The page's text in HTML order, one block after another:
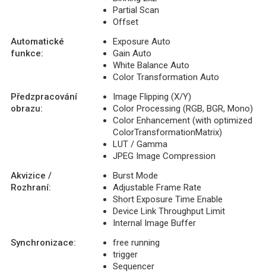
Partial Scan
Offset
Automatické
funkce:
Exposure Auto
Gain Auto
White Balance Auto
Color Transformation Auto
Předzpracování
obrazu:
Image Flipping (X/Y)
Color Processing (RGB, BGR, Mono)
Color Enhancement (with optimized
ColorTransformationMatrix)
LUT / Gamma
JPEG Image Compression
Akvizice /
Rozhraní:
Burst Mode
Adjustable Frame Rate
Short Exposure Time Enable
Device Link Throughput Limit
Internal Image Buffer
Synchronizace:
free running
trigger
Sequencer